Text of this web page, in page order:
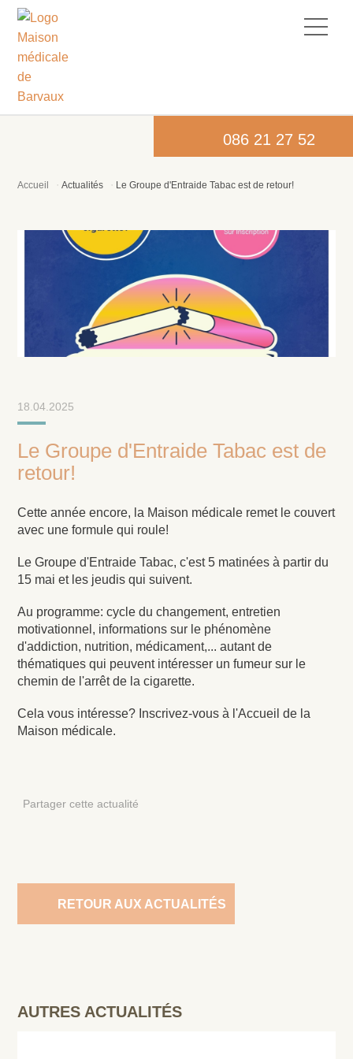
086 21 27 52
Accueil Actualités Le Groupe d'Entraide Tabac est de retour!
18.04.2025
Le Groupe d'Entraide Tabac est de
retour!
Cette année encore, la Maison médicale remet le couvert
avec une formule qui roule!
Le Groupe d'Entraide Tabac, c'est 5 matinées à partir du
15 mai et les jeudis qui suivent.
Au programme: cycle du changement, entretien
motivationnel, informations sur le phénomène
d'addiction, nutrition, médicament,... autant de
thématiques qui peuvent intéresser un fumeur sur le
chemin de l'arrêt de la cigarette.
Cela vous intéresse? Inscrivez-vous à l'Accueil de la
Maison médicale.
Partager cette actualité
RETOUR AUX ACTUALITÉS
AUTRES ACTUALITÉS